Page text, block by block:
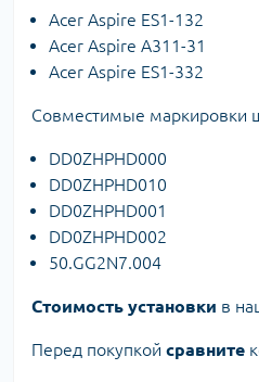
Acer Aspire ES1-132
Acer Aspire A311-31
Acer Aspire ES1-332
Совместимые маркировки
DD0ZHPHD000
DD0ZHPHD010
DD0ZHPHD001
DD0ZHPHD002
50.GG2N7.004
Стоимость установки в
Перед покупкой сравните